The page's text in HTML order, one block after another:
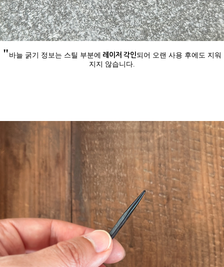
" 바늘 굵기 정보는 스틸 부분에 레이저 각인되어 오랜 사용 후에도 지워
지지 않습니다.